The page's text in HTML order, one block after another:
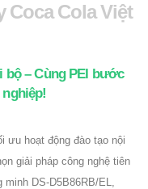
Coca Cola Việt
bộ – Cùng PEI bước
ưu hoạt động đào tạo nội
giải pháp công nghệ tiên
DS-D5B86RB/EL,